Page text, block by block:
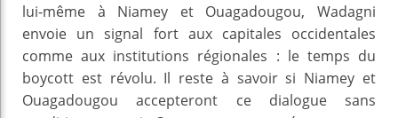
lui-même à Niamey et Ouagadougou, Wadagni
envoie un signal fort aux capitales occidentales
comme aux institutions régionales : le temps du
boycott est révolu. Il reste à savoir si Niamey et
Ouagadougou accepteront ce dialogue sans